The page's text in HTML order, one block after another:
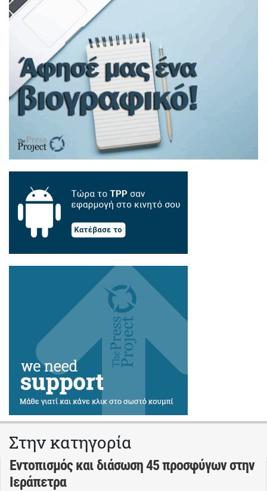
Στην κατηγορία
Εντοπισμός και διάσωση 45 προσφύγων στην
Ιεράπετρα